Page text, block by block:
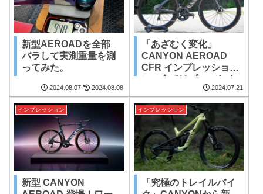
新型AEROADを全部
バラして実測重量を測
ってみた。
2024.08.07 2024.08.08
「あざむく変化」
CANYON AEROAD
CFR インプレッショ
2024.07.21
インプレッション
新型 CANYON
インプレッション
「究極のトレイルバイ